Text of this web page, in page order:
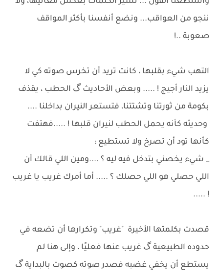
ننجو من العواقب... ونضع أنفسنا بأكثر المواقف
صعوبة ..!
التهب شيء بقلبها ، كانت تريد أن تخرس صوته كي لا
يزيد النار أجيج ! ..... وبعض الأحاديث گ الحطب ، يقذف
بكومة من ثورتنا وتشتتنا، فتستعر النيران بداخلنا ....
وحديثه كأنه يحمل الحطب لنيران قلبها ! .....فهتفت
كأنها تود أن تصرخ ولا تستطيع :
_ شيء يخصني بتدخل فيه ليه ؟ ....ومين اللي قالك أن
اللي حصلي هو اللي حصلك ؟ ..... أما أمرك غريب يا غريب
! .....
قصدت بكلمتها الأخيرة "غريب" وتكرارها أن تضعه في
حدوده الطبيعية گ غريب عنها فعليًا ، وإلى هنا لم
يستطع أن يخفي غضبه فصدر صوته كصوت بالبداية گ